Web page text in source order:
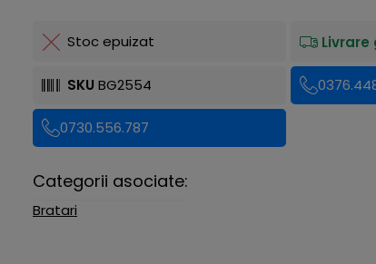
Stoc epuizat
SKU BG2554
0730.556.787
Categorii asociate:
Bratari